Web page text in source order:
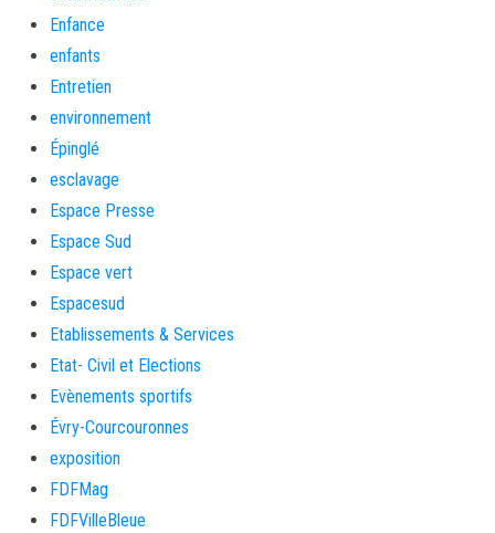
Enfance
enfants
Entretien
environnement
Épinglé
esclavage
Espace Presse
Espace Sud
Espace vert
Espacesud
Etablissements & Services
Etat- Civil et Elections
Evènements sportifs
Évry-Courcouronnes
exposition
FDFMag
FDFVilleBleue